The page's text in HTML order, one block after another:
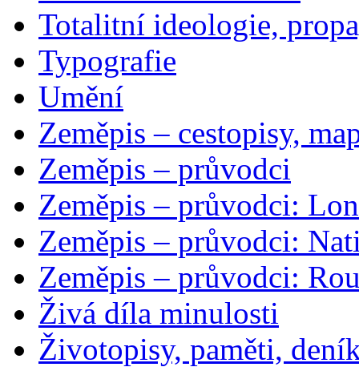
Totalitní ideologie,
Typografie
Umění
Zeměpis – cestopisy,
Zeměpis – průvodci
Zeměpis – průvodci:
Zeměpis – průvodci:
Zeměpis – průvodci:
Živá díla minulosti
Životopisy, paměti,